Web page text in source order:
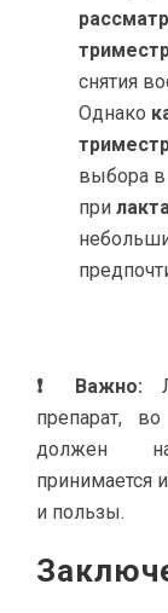
снятия
Однако
выбора в
при
❗ Важно:
препарат,
должен
принимается
и пользы.